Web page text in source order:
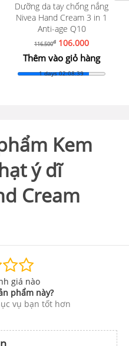
Dưỡng da tay kem lụa
NUTRITIVE Silk Oil Elixir
Nga(Số 5 Hắc mai biển)
67.000đ 59.000
Thêm vào giỏ hàng
1 days 02:08:37
Kem
ý dĩ
Cream
giá nào
phẩm này?
vụ bạn tốt hơn